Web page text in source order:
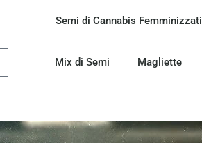
Semi di Cannabis Femminizzati
Mix di Semi Magliette